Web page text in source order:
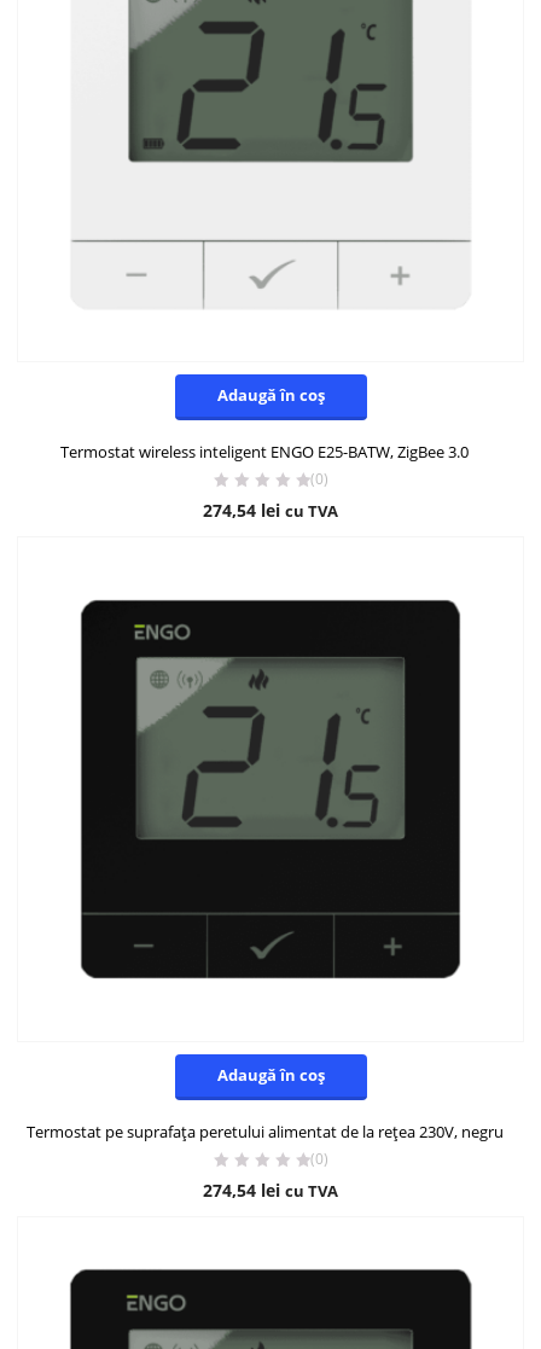
Adaugă în coș
Termostat wireless inteligent ENGO E25-BATW, ZigBee 3.0
(0)
274,54 lei cu TVA
Adaugă în coș
Termostat pe suprafața peretului alimentat de la rețea 230V, negru
(0)
274,54 lei cu TVA